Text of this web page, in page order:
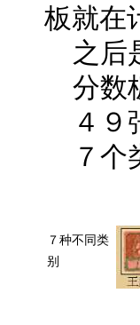
板就在
之后
分数
４９
７个
７种不同类
别